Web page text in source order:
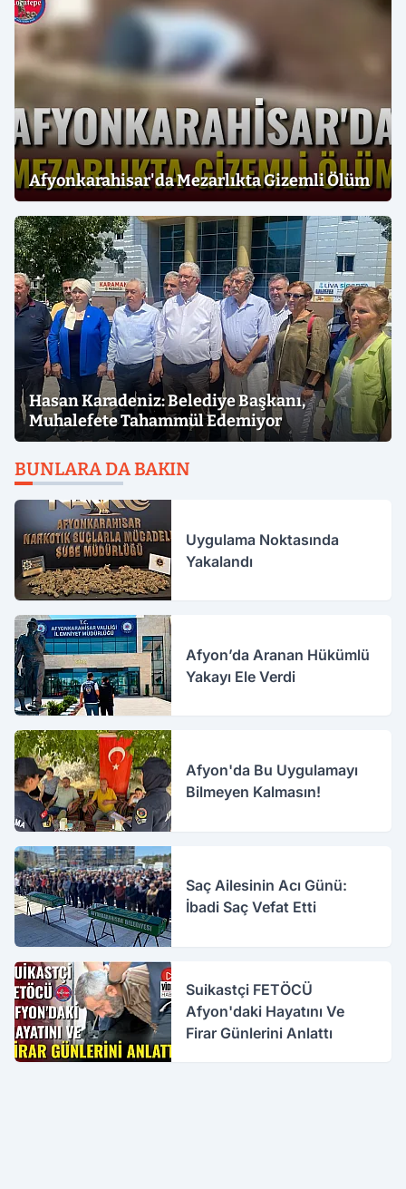
Afyonkarahisar'da Mezarlıkta Gizemli Ölüm
Hasan Karadeniz: Belediye Başkanı,
Muhalefete Tahammül Edemiyor
BUNLARA DA BAKIN
Uygulama Noktasında
Yakalandı
Afyon’da Aranan Hükümlü
Yakayı Ele Verdi
Afyon'da Bu Uygulamayı
Bilmeyen Kalmasın!
Saç Ailesinin Acı Günü:
İbadi Saç Vefat Etti
Suikastçi FETÖCÜ
Afyon'daki Hayatını Ve
Firar Günlerini Anlattı